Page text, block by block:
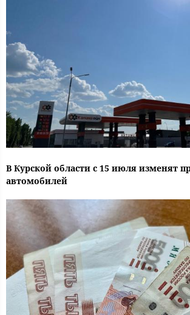
В Курской области с 15 июля изменят
автомобилей